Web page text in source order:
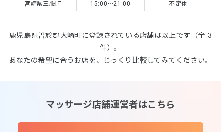
宮崎県三股町
15:00〜21:00 不定休
鹿児島県曽於郡大崎町に登録されている店舗は以上です（全 3
件）。
あなたの希望に合うお店を、じっくり比較してみてください。
マッサージ店舗運営者はこちら